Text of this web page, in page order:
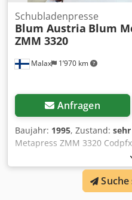
Malax 1’970 km
Schubladenpresse
Blum Austria Blum
ZMM 3320
Anfragen
Baujahr: 1995, Zustand:
Metapress ZMM 3320
Metabox Jahr 1995 S/N
mm, max . 650 mm
maximal 1200 mm Dicke
mm, max. Pneumatische